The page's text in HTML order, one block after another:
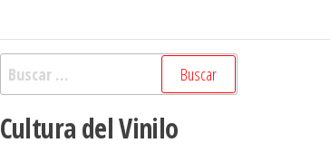
Buscar:
Cultura del Vinilo